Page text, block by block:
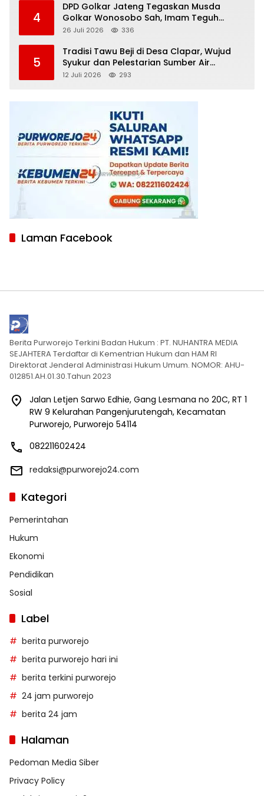
4
DPD Golkar Jateng Tegaskan Musda
Golkar Wonosobo Sah, Imam Teguh
Purnomo Terpilih Secara Aklamasi
26 Juli 2026 336
5
Tradisi Tawu Beji di Desa Clapar, Wujud
Syukur dan Pelestarian Sumber Air
Kehidupan yang Tak Pernah Kering
12 Juli 2026 293
Laman Facebook
Berita Purworejo Terkini Badan Hukum : PT. NUHANTRA MEDIA
SEJAHTERA Terdaftar di Kementrian Hukum dan HAM RI
Direktorat Jenderal Administrasi Hukum Umum. NOMOR: AHU-
012851.AH.01.30.Tahun 2023
Jalan Letjen Sarwo Edhie, Gang Lesmana no 20C, RT 1
RW 9 Kelurahan Pangenjurutengah, Kecamatan
Purworejo, Purworejo 54114
082211602424
redaksi@purworejo24.com
Kategori
Pemerintahan
Hukum
Ekonomi
Pendidikan
Sosial
Label
berita purworejo
berita purworejo hari ini
berita terkini purworejo
24 jam purworejo
berita 24 jam
Halaman
Pedoman Media Siber
Privacy Policy